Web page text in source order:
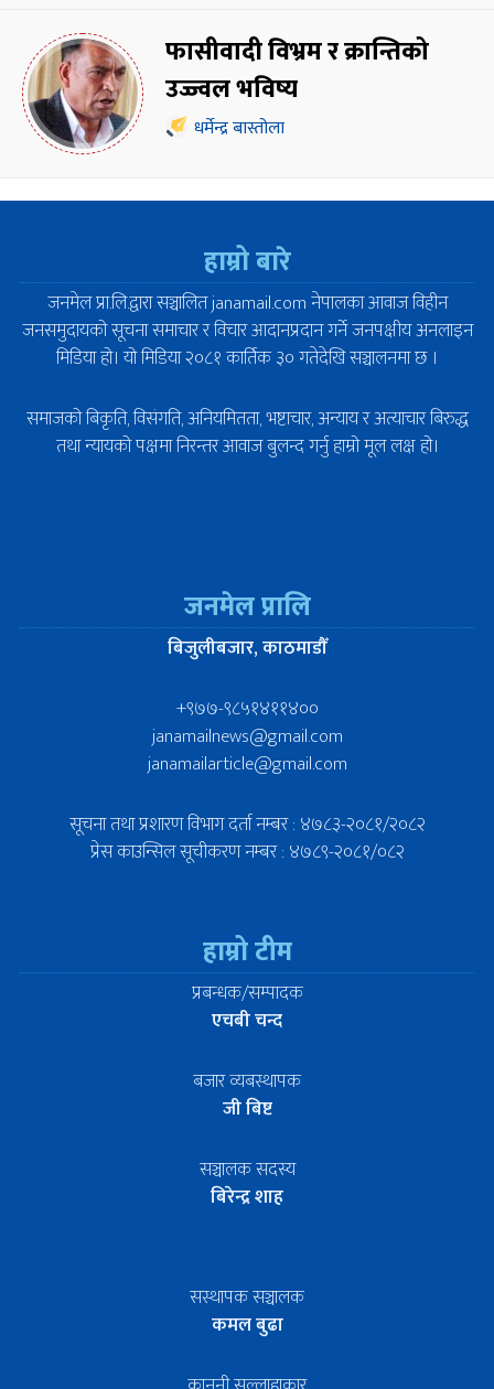
फासीवादी विभ्रम र क्रान्तिको
उज्ज्वल भविष्य
धर्मेन्द्र बास्तोला
हाम्रो बारे
जनमेल प्रा.लि.द्वारा सञ्चालित janamail.com नेपालका आवाज विहीन
जनसमुदायको सूचना समाचार र विचार आदानप्रदान गर्ने जनपक्षीय अनलाइन
मिडिया हो। यो मिडिया २०८१ कार्तिक ३० गतेदेखि सञ्चालनमा छ ।
समाजको बिकृति, विसंगति, अनियमितता, भष्टाचार, अन्याय र अत्याचार बिरुद्ध
तथा न्यायको पक्षमा निरन्तर आवाज बुलन्द गर्नु हाम्रो मूल लक्ष हो।
जनमेल प्रालि
बिजुलीबजार, काठमाडौँ
+९७७-९८५१४११४००
janamailnews@gmail.com
janamailarticle@gmail.com
सूचना तथा प्रशारण विभाग दर्ता नम्बर : ४७८३-२०८१/२०८२
प्रेस काउन्सिल सूचीकरण नम्बर : ४७८९-२०८१/०८२
हाम्रो टीम
प्रबन्धक/सम्पादक
एचबी चन्द
बजार व्यबस्थापक
जी बिष्ट
सञ्चालक सदस्य
बिरेन्द्र शाह
सस्थापक सञ्चालक
कमल बुढा